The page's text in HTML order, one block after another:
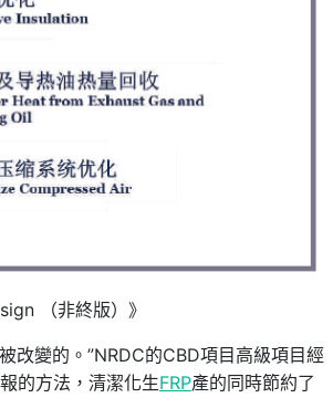
（非終版）》
改變的。”NRDC的CBD項目高級項目經
的方法，清潔化生FRP產的同時節約了